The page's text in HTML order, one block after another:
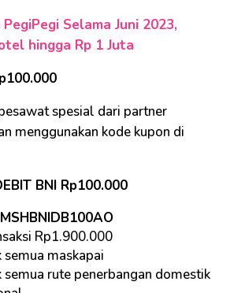
PegiPegi Selama Juni 2023,
hingga Rp 1 Juta
spesial dari partner
menggunakan kode kupon di
BNI Rp100.000
MSHBNIDB100AO
Rp1.900.000
maskapai
semua rute penerbangan domestik